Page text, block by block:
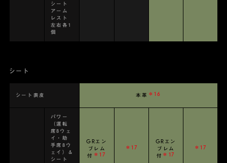
シート
アーム
レスト
左右各1
個
シート
シート表皮 本革 ＊16
パワー
（運転
席8ウェ
イ・助
手席8ウ
ェイ）&
シート
GRエン
ブレム
付 ＊17
＊17
GRエン
ブレム
付 ＊17
＊17